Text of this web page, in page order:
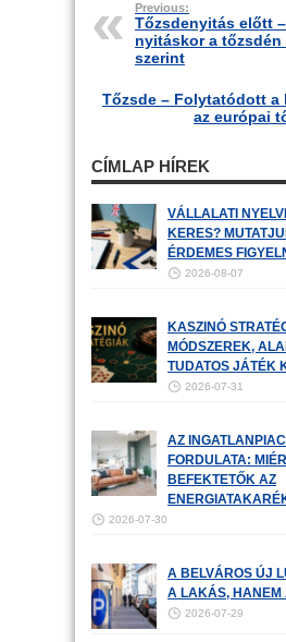
Previous:
Tőzsdenyitás előtt
nyitáskor a tőzsdén
szerint
Tőzsde – Folytatódott a
az európai
CÍMLAP HÍREK
VÁLLALATI
KERES?
ÉRDEMES
2026-08-07
KASZINÓ
MÓDSZEREK,
TUDATOS JÁTÉK
2026-07-31
AZ
FORDULATA:
BEFEKTETŐK AZ
2026-07-30
A BELVÁROS ÚJ
A LAKÁS, HANEM
2026-07-29